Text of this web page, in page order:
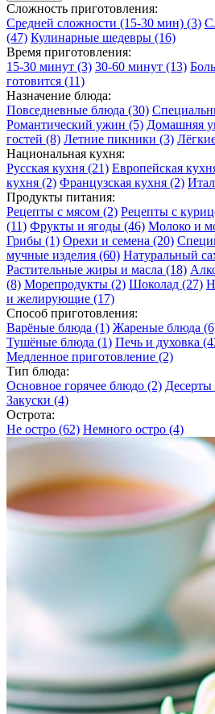
Сложность приготовления:
Средней сложности (15-30 мин) (3)
(47) Кулинарные шедевры (16)
Время приготовления:
15-30 минут (3) 30-60 минут (13)
готовится (11)
Назначение блюда:
Повседневные блюда (30)
Романтический ужин (5) Домашняя
гостей (8) Летние пикники (3)
Национальная кухня:
Русская кухня (21) Европейская
кухня (2) Французская кухня (2)
Продукты питания:
Рецепты с мясом (2) Рецепты с
(11) Фрукты и ягоды (46) Молоко и
Грибы (1) Орехи и семена (20)
мучные изделия (60) Натуральный
Растительные жиры и масла (18)
(8) Морепродукты (2) Шоколад (27)
и желирующие (17)
Способ приготовления:
Варёные блюда (1) Жареные блюда
Тушёные блюда (1) Печь и духовка
Медленное приготовление (2)
Тип блюда:
Основное горячее блюдо (2) Десерты
Закуски (4)
Острота:
Не остро (62) Немного остро (4)